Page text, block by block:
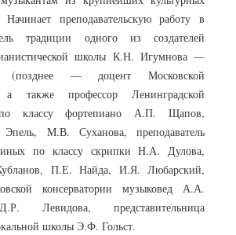
преподавательскую работу в
традиции одного из создателей
школы К.Н. Игумнова —
— доцент Московской
а также профессор Ленинградской
по классу фортепиано А.П. Щапов,
М.В. Суханова, преподаватель
по классу скрипки Н.А. Дулова,
П.Е. Найда, И.Я. Любарский,
консерватории музыковед А.А.
Левидова, представительница
школы Э.Ф. Гольст.